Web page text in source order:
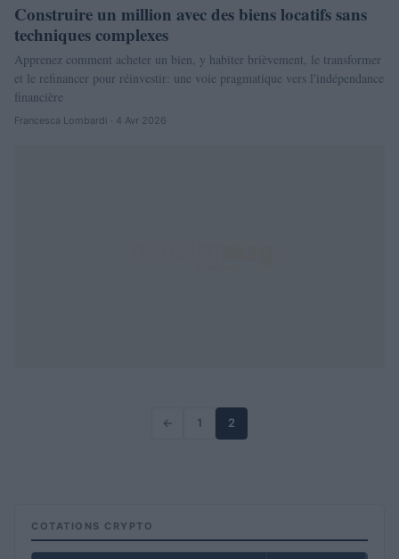
NEWS
Construire un million avec des biens locatifs sans
techniques complexes
Apprenez comment acheter un bien, y habiter brièvement, le transformer
et le refinancer pour réinvestir: une voie pragmatique vers l'indépendance
financière
Francesca Lombardi · 4 Avr 2026
← 1 2
COTATIONS CRYPTO